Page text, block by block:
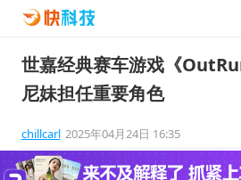
世嘉经典赛车游戏《
尼妹担任重要角色
chillcarl 2025年04月24日 16:35